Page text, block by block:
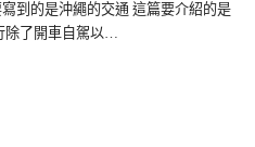
到的是沖繩的交通 這篇要介紹的是
除了開車自駕以…